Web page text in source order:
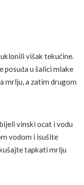
višak tekućine.
posuđa u šalici mlake
mrlju, a zatim drugom
vinski ocat i vodu
vodom i isušite
tapkati mrlju